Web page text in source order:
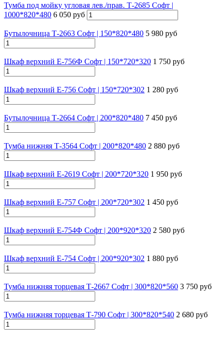
Тумба под мойку угловая лев./прав. Т-2685 Софт |
1000*820*480 6 050 руб
Бутылочница Т-2663 Софт | 150*820*480 5 980 руб
Шкаф верхний Е-756Ф Софт | 150*720*320 1 750 руб
Шкаф верхний Е-756 Софт | 150*720*302 1 280 руб
Бутылочница Т-2664 Софт | 200*820*480 7 450 руб
Тумба нижняя Т-3564 Софт | 200*820*480 2 880 руб
Шкаф верхний Е-2619 Софт | 200*720*320 1 950 руб
Шкаф верхний Е-757 Софт | 200*720*302 1 450 руб
Шкаф верхний Е-754Ф Софт | 200*920*320 2 580 руб
Шкаф верхний Е-754 Софт | 200*920*302 1 880 руб
Тумба нижняя торцевая Т-2667 Софт | 300*820*560 3 750 руб
Тумба нижняя торцевая Т-790 Софт | 300*820*540 2 680 руб